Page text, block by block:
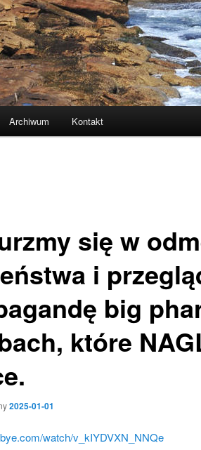
Archiwum Kontakt
się w
i
big
które
2025-01-01
watch/v_kIYDVXN_NNQe